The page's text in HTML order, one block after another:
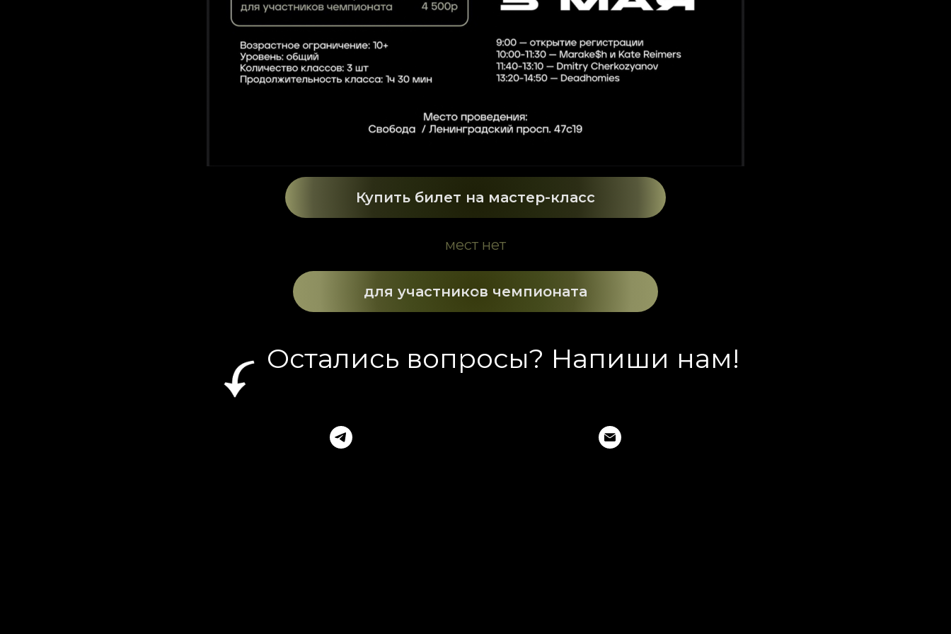
Купить билет на мастер-класс
мест нет
для участников чемпионата
Остались вопросы? Напиши нам!